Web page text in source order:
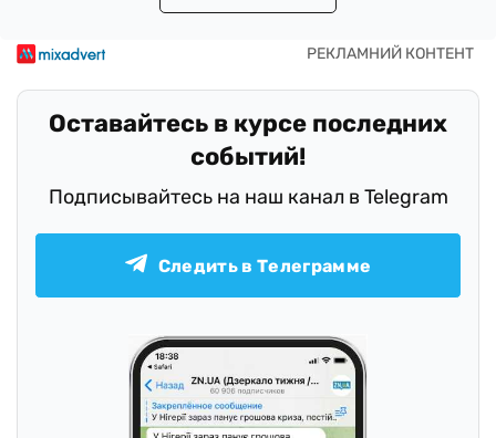
Оставайтесь в курсе последних
событий!
Подписывайтесь на наш канал в Telegram
Следить в Телеграмме